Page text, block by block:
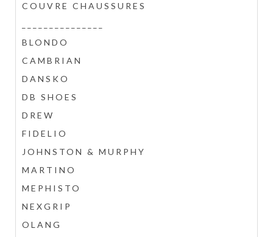
COUVRE CHAUSSURES
BLONDO
CAMBRIAN
DANSKO
DB SHOES
DREW
FIDELIO
JOHNSTON & MURPHY
MARTINO
MEPHISTO
NEXGRIP
OLANG